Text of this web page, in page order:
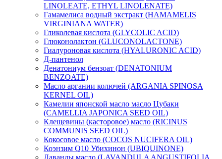
LINOLEATE, ETHYL LINOLENATE)
Гамамелиса водный экстракт (HAMAMELIS
VIRGINIANA WATER)
Гликолевая кислота (GLYCOLIC ACID)
Глюконолактон (GLUCONOLACTONE)
Гиалуроновая кислота (HYALURONIC ACID)
Д-пантенол
Денатониум бензоат (DENATONIUM
BENZOATE)
Масло аргании колючей (ARGANIA SPINOSA
KERNEL OIL)
Камелии японской масло масло Цубаки
(CAMELLIA JAPONICA SEED OIL)
Клещевины (касторовое) масло (RICINUS
COMMUNIS SEED OIL)
Кокосовое масло (COCOS NUCIFERA OIL)
Коэнзим Q10 Убихинон (UBIQUINONE)
Лаванды масло (LAVANDULA ANGUSTIFOLIA